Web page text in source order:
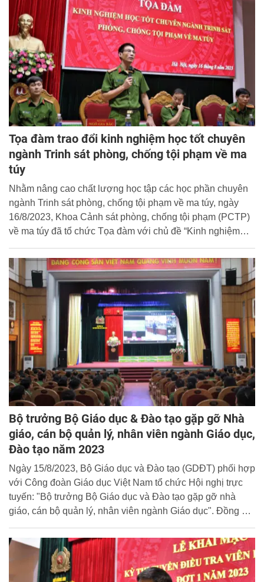
Tọa đàm trao đổi kinh nghiệm học tốt chuyên
ngành Trinh sát phòng, chống tội phạm về ma
túy
Nhằm nâng cao chất lượng học tập các học phần chuyên
ngành Trinh sát phòng, chống tội phạm về ma túy, ngày
16/8/2023, Khoa Cảnh sát phòng, chống tội phạm (PCTP)
về ma túy đã tổ chức Tọa đàm với chủ đề “Kinh nghiệm
ma túy” dành cho học viên chuyên ngành Khóa D46.
Bộ trưởng Bộ Giáo dục & Đào tạo gặp gỡ Nhà
giáo, cán bộ quản lý, nhân viên ngành Giáo dục,
Đào tạo năm 2023
Ngày 15/8/2023, Bộ Giáo dục và Đào tạo (GDĐT) phối hợp
với Công đoàn Giáo dục Việt Nam tổ chức Hội nghị trực
tuyến: "Bộ trưởng Bộ Giáo dục và Đào tạo gặp gỡ nhà
giáo, cán bộ quản lý, nhân viên ngành Giáo dục". Đồng chí
Đảng, Bộ trưởng Bộ GD&amp;ĐT chủ trì Hội nghị.